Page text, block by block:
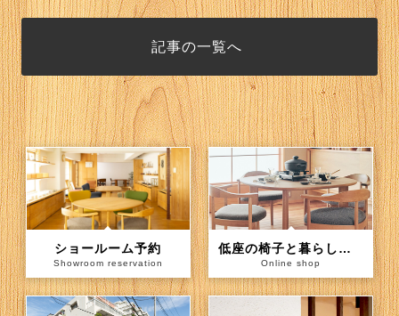
記事の一覧へ
ショールーム予約
Showroom reservation
低座の椅子と暮らしの道具店（通信販売）
Online shop